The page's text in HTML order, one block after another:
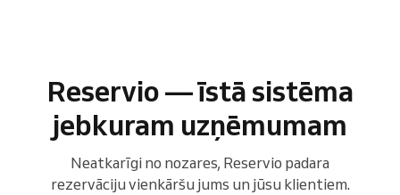
Reservio — īstā sistēma
jebkuram uzņēmumam
Neatkarīgi no nozares, Reservio padara
rezervāciju vienkāršu jums un jūsu klientiem.